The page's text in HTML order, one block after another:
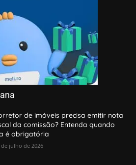
de imóveis precisa emitir nota
da comissão? Entenda quando
é obrigatória
de julho de 2026